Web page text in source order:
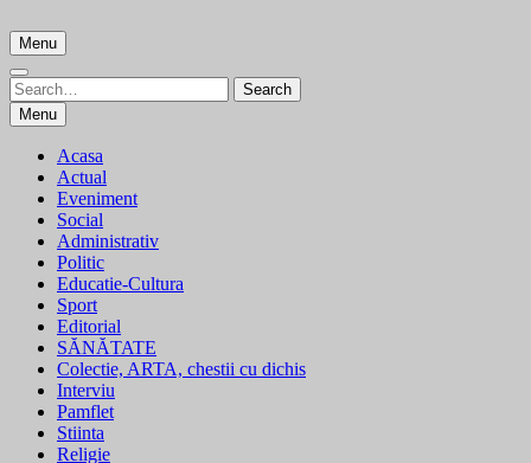
to
content
Menu
Search
for:
Search
Menu
Acasa
Actual
Eveniment
Social
Administrativ
Politic
Educatie-Cultura
Sport
Editorial
SĂNĂTATE
Colectie, ARTA, chestii cu dichis
Interviu
Pamflet
Stiinta
Religie